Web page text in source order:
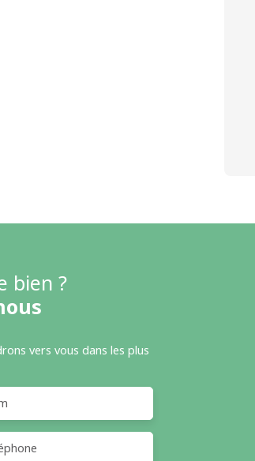
bien ?
vers vous dans les plus